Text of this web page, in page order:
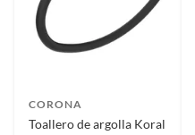
CORONA
Toallero de argolla Koral